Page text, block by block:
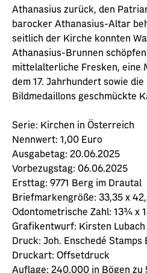
Athanasius zurück, den
barocker Athanasius-Altar
seitlich der Kirche konnten
Athanasius-Brunnen
mittelalterliche Fresken, eine
dem 17. Jahrhundert sowie
Bildmedaillons geschmückte
Serie: Kirchen in Österreich
Nennwert: 1,00 Euro
Ausgabetag: 20.06.2025
Vorbezugstag: 06.06.2025
Ersttag: 9771 Berg im Drautal
Briefmarkengröße: 33,35 x
Odontometrische Zahl: 13¾ x
Grafikentwurf: Kirsten Lubach
Druck: Joh. Enschedé Stamps
Druckart: Offsetdruck
Auflage: 240.000 in Bögen zu